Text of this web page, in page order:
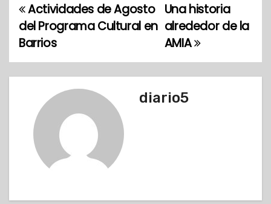
N
a
v
Una historia
alrededor de la
AMIA
Actividades de Agosto
del Programa Cultural en
Barrios
diario5